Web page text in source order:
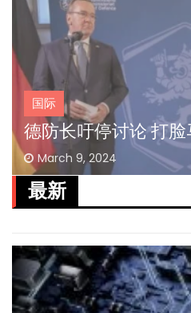
国际
德防长吁停讨论 打脸
March 9, 2024
最新